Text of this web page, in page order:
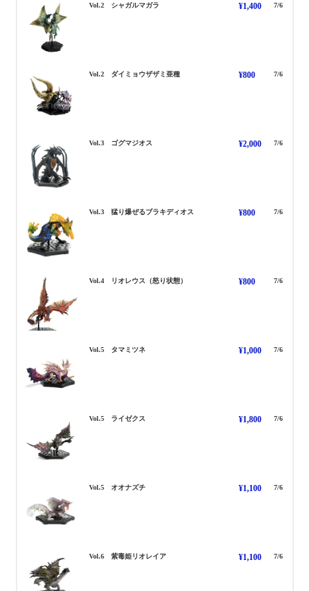
Vol.2 シャガルマガラしゃがるまがら ¥1,400 7/6
Vol.2 ダイミョウザザミ亜種だいみょうざざみ ¥800 7/6
Vol.3 ゴグマジオス ¥2,000 7/6
Vol.3 猛り爆ぜるブラキディオス たけりはぜるぶらきでぃおす
¥800 7/6
Vol.4 リオレウス（怒り状態） ¥800 7/6
Vol.5 タマミツネたまみつね ¥1,000 7/6
Vol.5 ライゼクス ¥1,800 7/6
Vol.5 オオナズチおおなずち ¥1,100 7/6
Vol.6 紫毒姫リオレイアしどくひめりおれいあ ¥1,100 7/6